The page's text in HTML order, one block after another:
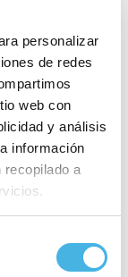
personalizar
de redes
web con
y análisis
información
recopilado a